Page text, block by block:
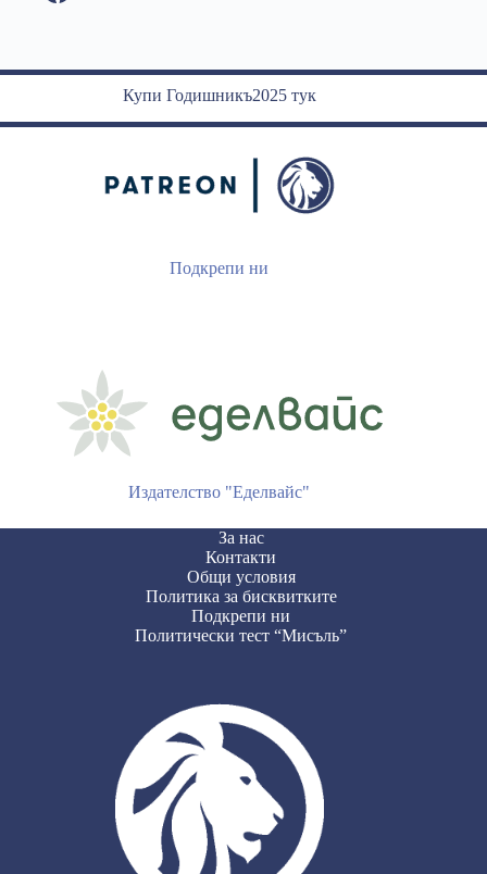
Купи Годишникъ2025 тук
Подкрепи ни
Издателство "Еделвайс"
За нас
Контакти
Общи условия
Политика за бисквитките
Подкрепи ни
Политически тест “Мисъль”